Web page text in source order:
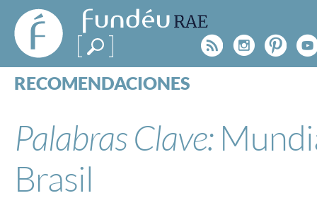
FundéuRAE
- Fundación
del Español
Urgente
Rss
RECOMENDACIONES
ESPECIALES
BLOG
NOTICIAS
Palabras Clave:
Brasil